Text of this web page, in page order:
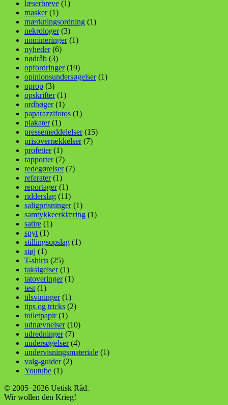
læserbreve (1)
masker(1)
mærkningsordning (1)
nekrologer(3)
nomineringer(1)
nyheder(6)
nødråb (3)
opfordringer(19)
opinionsundersøgelser(1)
oprop (3)
opskrifter(1)
ordbøger(1)
paparazzifotos (1)
plakater(1)
pressemeddelelser(15)
prisoverrækkelser(7)
profetier(1)
rapporter(7)
redegørelser(7)
referater(1)
reportager(1)
ridderslag (11)
saligprisninger(1)
samtykkeerklæring (1)
satire (1)
spyt (1)
stillingsopslag (1)
støj (1)
T-shirts (25)
taksigelser(1)
tatoveringer(1)
test (1)
tilsvininger(1)
tips og tricks (2)
toiletpapir(1)
udnævnelser(10)
udredninger(7)
undersøgelser(4)
undervisningsmateriale (1)
valg-guider(2)
Youtube (1)
© 2005–2026 Uetisk Råd.
Wir wollen den Krieg!